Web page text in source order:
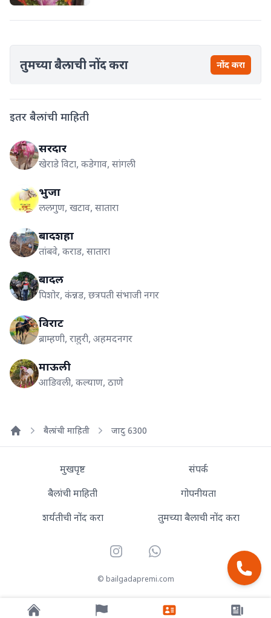
तुमच्या बैलाची नोंद करा नोंद करा
इतर बैलांची माहिती
सरदार
खेराडे विटा, कडेगाव, सांगली
भुजा
ललगुण, खटाव, सातारा
बादशहा
तांबवे, कराड, सातारा
बादल
पिशोर, कंन्नड, छत्रपती संभाजी नगर
विराट
ब्राम्हणी, राहुरी, अहमदनगर
माऊली
आडिवली, कल्याण, ठाणे
बैलांची माहिती जादु 6300
मुखपृष्ट
बैलांची माहिती
शर्यतीची नोंद करा
संपर्क
गोपनीयता
तुमच्या बैलाची नोंद करा
InstagramWhatsApp
© bailgadapremi.com